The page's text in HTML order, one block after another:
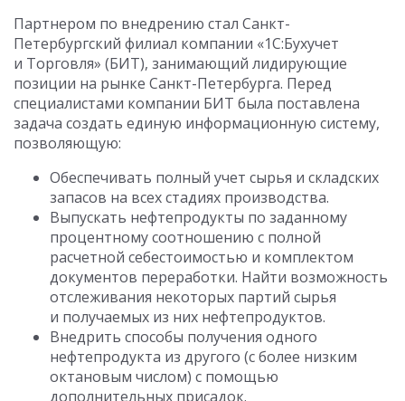
Партнером по внедрению стал Санкт-
Петербургский филиал компании «1С:Бухучет
и Торговля» (БИТ), занимающий лидирующие
позиции на рынке Санкт-Петербурга. Перед
специалистами компании БИТ была поставлена
задача создать единую информационную систему,
позволяющую:
Обеспечивать полный учет сырья и складских
запасов на всех стадиях производства.
Выпускать нефтепродукты по заданному
процентному соотношению с полной
расчетной себестоимостью и комплектом
документов переработки. Найти возможность
отслеживания некоторых партий сырья
и получаемых из них нефтепродуктов.
Внедрить способы получения одного
нефтепродукта из другого (с более низким
октановым числом) с помощью
дополнительных присадок.